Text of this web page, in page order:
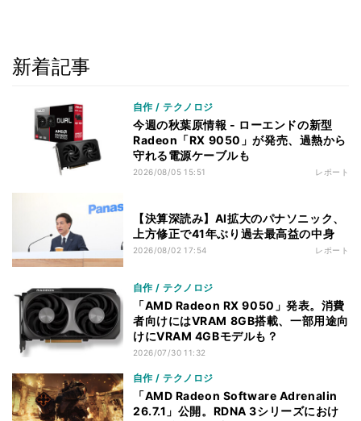
新着記事
自作 / テクノロジ
今週の秋葉原情報 - ローエンドの新型
Radeon「RX 9050」が発売、過熱から
守れる電源ケーブルも
2026/08/05 15:51 レポート
【決算深読み】AI拡大のパナソニック、
上方修正で41年ぶり過去最高益の中身
2026/08/02 17:54 レポート
自作 / テクノロジ
「AMD Radeon RX 9050」発表。消費
者向けにはVRAM 8GB搭載、一部用途向
けにVRAM 4GBモデルも？
2026/07/30 11:32
自作 / テクノロジ
「AMD Radeon Software Adrenalin
26.7.1」公開。RDNA 3シリーズにおけ